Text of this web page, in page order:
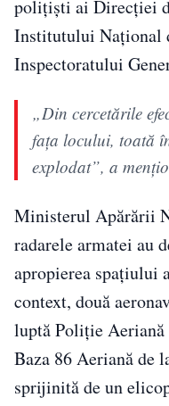
poliţişti ai Direcţiei
Institutului Naţional
Inspectoratului
„Din cercetările
faţa locului, toată
explodat”, a
Ministerul Apărării
radarele armatei au
apropierea spaţiului
context, două
luptă Poliţie Aeriană
Baza 86 Aeriană de
sprijinită de un